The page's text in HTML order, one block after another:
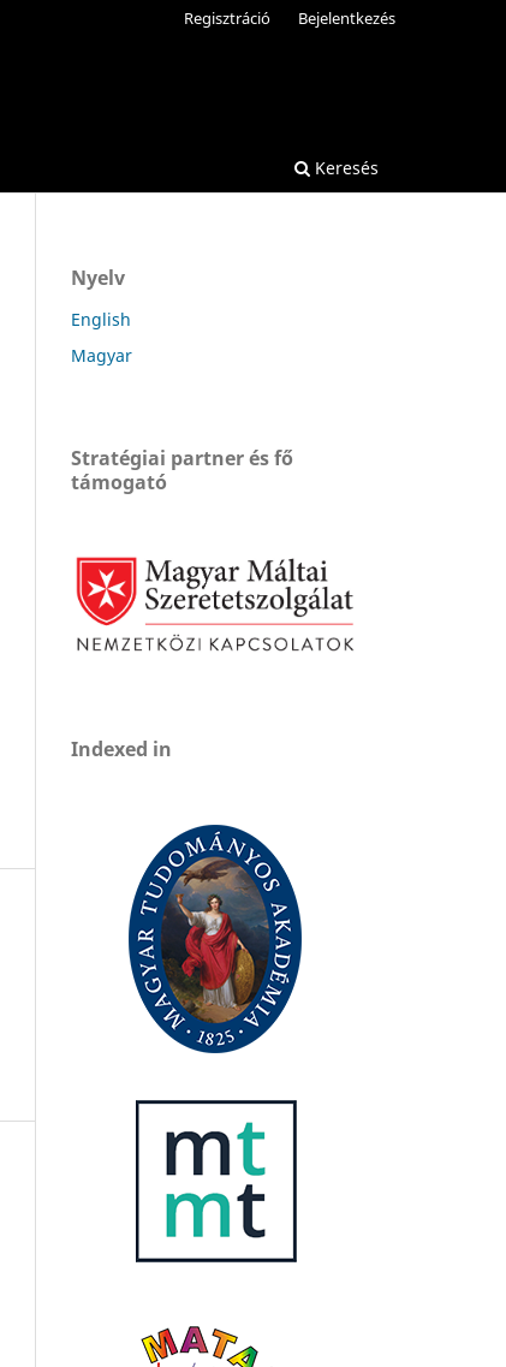
Keresés
Regisztráció Bejelentkezés
Nyelv
English
Magyar
Stratégiai partner és fő
támogató
Indexed in